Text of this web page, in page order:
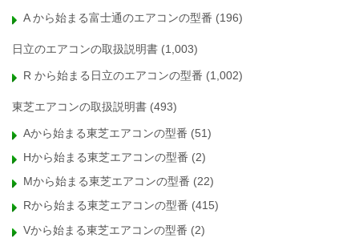
A から始まる富士通のエアコンの型番 (196)
日立のエアコンの取扱説明書 (1,003)
R から始まる日立のエアコンの型番 (1,002)
東芝エアコンの取扱説明書 (493)
Aから始まる東芝エアコンの型番 (51)
Hから始まる東芝エアコンの型番 (2)
Mから始まる東芝エアコンの型番 (22)
Rから始まる東芝エアコンの型番 (415)
Vから始まる東芝エアコンの型番 (2)